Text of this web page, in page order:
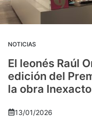
NOTICIAS
El leonés Raúl
edición del
la obra
13/01/2026